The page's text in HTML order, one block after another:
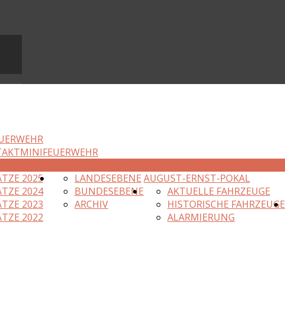
MINIFEUERWEHR
2025
2024
2023
2022
AUGUST-ERNST-POKAL
LANDESEBENE
BUNDESEBENE
ARCHIV
AKTUELLE FAHRZEUGE
HISTORISCHE FAHRZEUGE
ALARMIERUNG